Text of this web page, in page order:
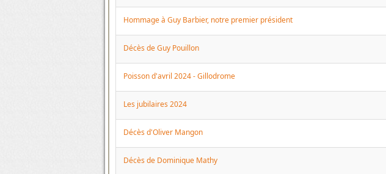
Hommage à Guy Barbier, notre premier président
Décès de Guy Pouillon
Poisson d'avril 2024 - Gillodrome
Les jubilaires 2024
Décès d'Oliver Mangon
Décès de Dominique Mathy